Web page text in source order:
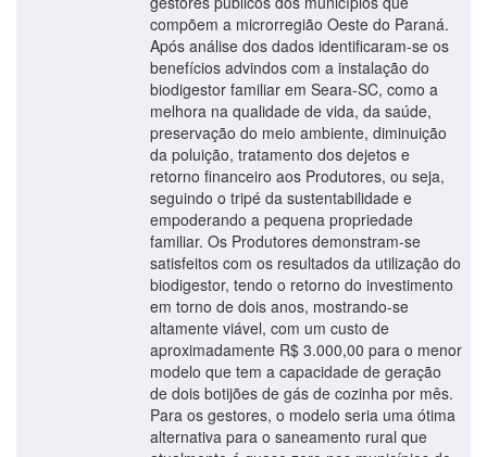
compõem a microrregião Oeste do Paraná.
Após análise dos dados identificaram-se os
benefícios advindos com a instalação do
biodigestor familiar em Seara-SC, como a
melhora na qualidade de vida, da saúde,
preservação do meio ambiente, diminuição
da poluição, tratamento dos dejetos e
retorno financeiro aos Produtores, ou seja,
seguindo o tripé da sustentabilidade e
empoderando a pequena propriedade
familiar. Os Produtores demonstram-se
satisfeitos com os resultados da utilização do
biodigestor, tendo o retorno do investimento
em torno de dois anos, mostrando-se
altamente viável, com um custo de
aproximadamente R$ 3.000,00 para o menor
modelo que tem a capacidade de geração
de dois botijões de gás de cozinha por mês.
Para os gestores, o modelo seria uma ótima
alternativa para o saneamento rural que